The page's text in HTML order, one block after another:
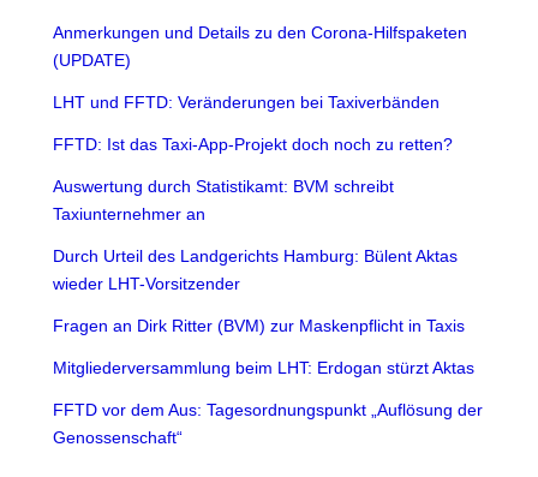
Anmerkungen und Details zu den Corona-Hilfspaketen
(UPDATE)
LHT und FFTD: Veränderungen bei Taxiverbänden
FFTD: Ist das Taxi-App-Projekt doch noch zu retten?
Auswertung durch Statistikamt: BVM schreibt
Taxiunternehmer an
Durch Urteil des Landgerichts Hamburg: Bülent Aktas
wieder LHT-Vorsitzender
Fragen an Dirk Ritter (BVM) zur Maskenpflicht in Taxis
Mitgliederversammlung beim LHT: Erdogan stürzt Aktas
FFTD vor dem Aus: Tagesordnungspunkt „Auflösung der
Genossenschaft“